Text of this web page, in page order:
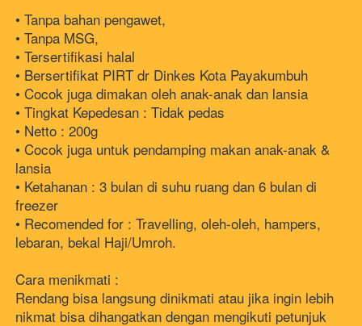
• Tanpa bahan pengawet,
• Tanpa MSG,
• Tersertifikasi halal
• Bersertifikat PIRT dr Dinkes Kota Payakumbuh
• Cocok juga dimakan oleh anak-anak dan lansia
• Tingkat Kepedesan : Tidak pedas
• Netto : 200g
• Cocok juga untuk pendamping makan anak-anak &
lansia
• Ketahanan : 3 bulan di suhu ruang dan 6 bulan di
freezer
• Recomended for : Travelling, oleh-oleh, hampers,
lebaran, bekal Haji/Umroh.
Cara menikmati :
Rendang bisa langsung dinikmati atau jika ingin lebih
nikmat bisa dihangatkan dengan mengikuti petunjuk